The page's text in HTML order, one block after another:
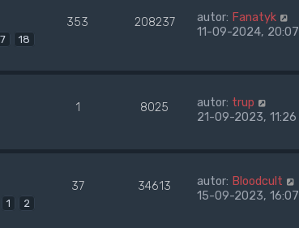
18
353 208237 autor: Fanatyk
11-09-2024, 20:07
1 8025 autor: trup
21-09-2023, 11:26
1 2
37 34613 autor: Bloodcult
15-09-2023, 16:07